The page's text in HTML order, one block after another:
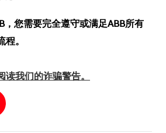
，您需要完全遵守或满足ABB所有
程。
读我们的诈骗警告。